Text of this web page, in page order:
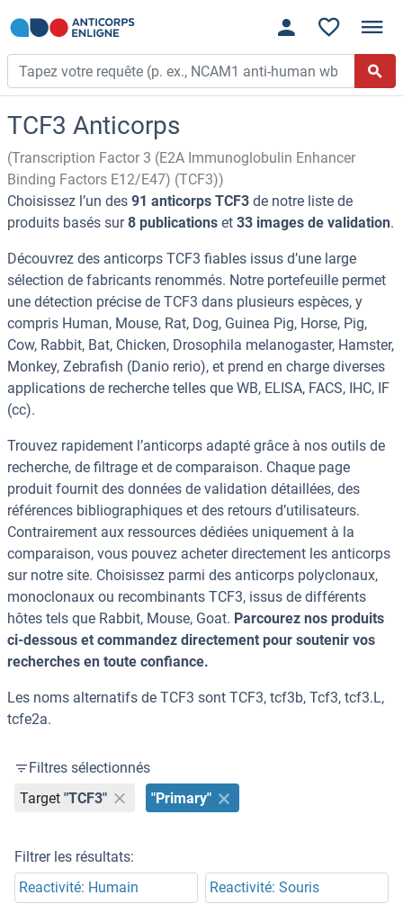
TCF3 Anticorps
(Transcription Factor 3 (E2A Immunoglobulin Enhancer
Binding Factors E12/E47) (TCF3))
Choisissez l’un des 91 anticorps TCF3 de notre liste de
produits basés sur8 publications et 33 images de validation.
Découvrez des anticorps TCF3 fiables issus d’une large
sélection de fabricants renommés. Notre portefeuille permet
une détection précise de TCF3 dans plusieurs espèces, y
compris Human, Mouse, Rat, Dog, Guinea Pig, Horse, Pig,
Cow, Rabbit, Bat, Chicken, Drosophila melanogaster, Hamster,
Monkey, Zebrafish (Danio rerio), et prend en charge diverses
applications de recherche telles que WB, ELISA, FACS, IHC, IF
(cc).
Trouvez rapidement l’anticorps adapté grâce à nos outils de
recherche, de filtrage et de comparaison. Chaque page
produit fournit des données de validation détaillées, des
références bibliographiques et des retours d’utilisateurs.
Contrairement aux ressources dédiées uniquement à la
comparaison, vous pouvez acheter directement les anticorps
sur notre site. Choisissez parmi des anticorps polyclonaux,
monoclonaux ou recombinants TCF3, issus de différents
hôtes tels que Rabbit, Mouse, Goat. Parcourez nos produits
ci-dessous et commandez directement pour soutenir vos
recherches en toute confiance.
Les noms alternatifs de TCF3 sont TCF3, tcf3b, Tcf3, tcf3.L,
tcfe2a.
Filtres sélectionnés
Target "TCF3" "Primary"
Filtrer les résultats:
Reactivité: Humain
Reactivité: Souris